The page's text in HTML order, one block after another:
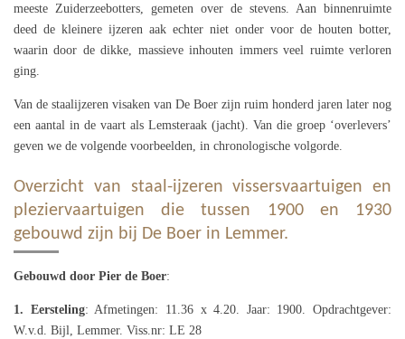
meeste Zuiderzeebotters, gemeten over de stevens. Aan binnenruimte
deed de kleinere ijzeren aak echter niet onder voor de houten botter,
waarin door de dikke, massieve inhouten immers veel ruimte verloren
ging.
Van de staalijzeren visaken van De Boer zijn ruim honderd jaren later nog
een aantal in de vaart als Lemsteraak (jacht). Van die groep ‘overlevers’
geven we de volgende voorbeelden, in chronologische volgorde.
Overzicht van staal-ijzeren vissersvaartuigen en
pleziervaartuigen die tussen 1900 en 1930
gebouwd zijn bij De Boer in Lemmer.
Gebouwd door Pier de Boer:
1. Eersteling: Afmetingen: 11.36 x 4.20. Jaar: 1900. Opdrachtgever:
W.v.d. Bijl, Lemmer. Viss.nr: LE 28